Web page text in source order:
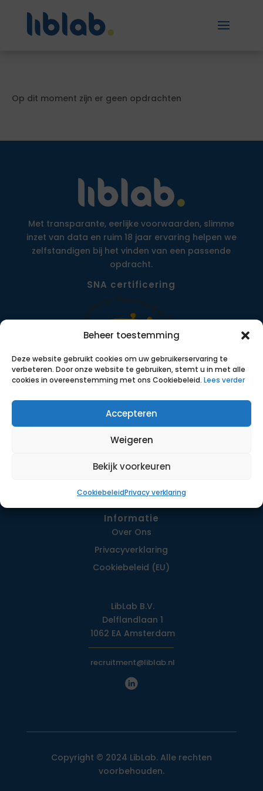
Beheer toestemming
Deze website gebruikt cookies om uw gebruikerservaring te
verbeteren. Door onze website te gebruiken, stemt u in met alle
cookies in overeenstemming met ons Cookiebeleid. Lees verder
Accepteren
Weigeren
Bekijk voorkeuren
CookiebeleidPrivacy verklaring
Op dit moment zijn er geen opdrachten
Met transparante, eerlijke voorwaarden, slimme
inzet van data en ruim 18 jaar ervaring helpen we
zelfstandigen bij het vinden van een passende
opdracht.
SNA certificering
Menu
Opdrachten
Werkwijze
Detachering
Informatie
Over Ons
Privacy­verklaring
Cookiebeleid (EU)
LibLab B.V.
Delflandlaan 1
1062 EA Amsterdam
recruitment@liblab.nl
Copyright © 2024 LibLab. Alle rechten
voorbehouden.